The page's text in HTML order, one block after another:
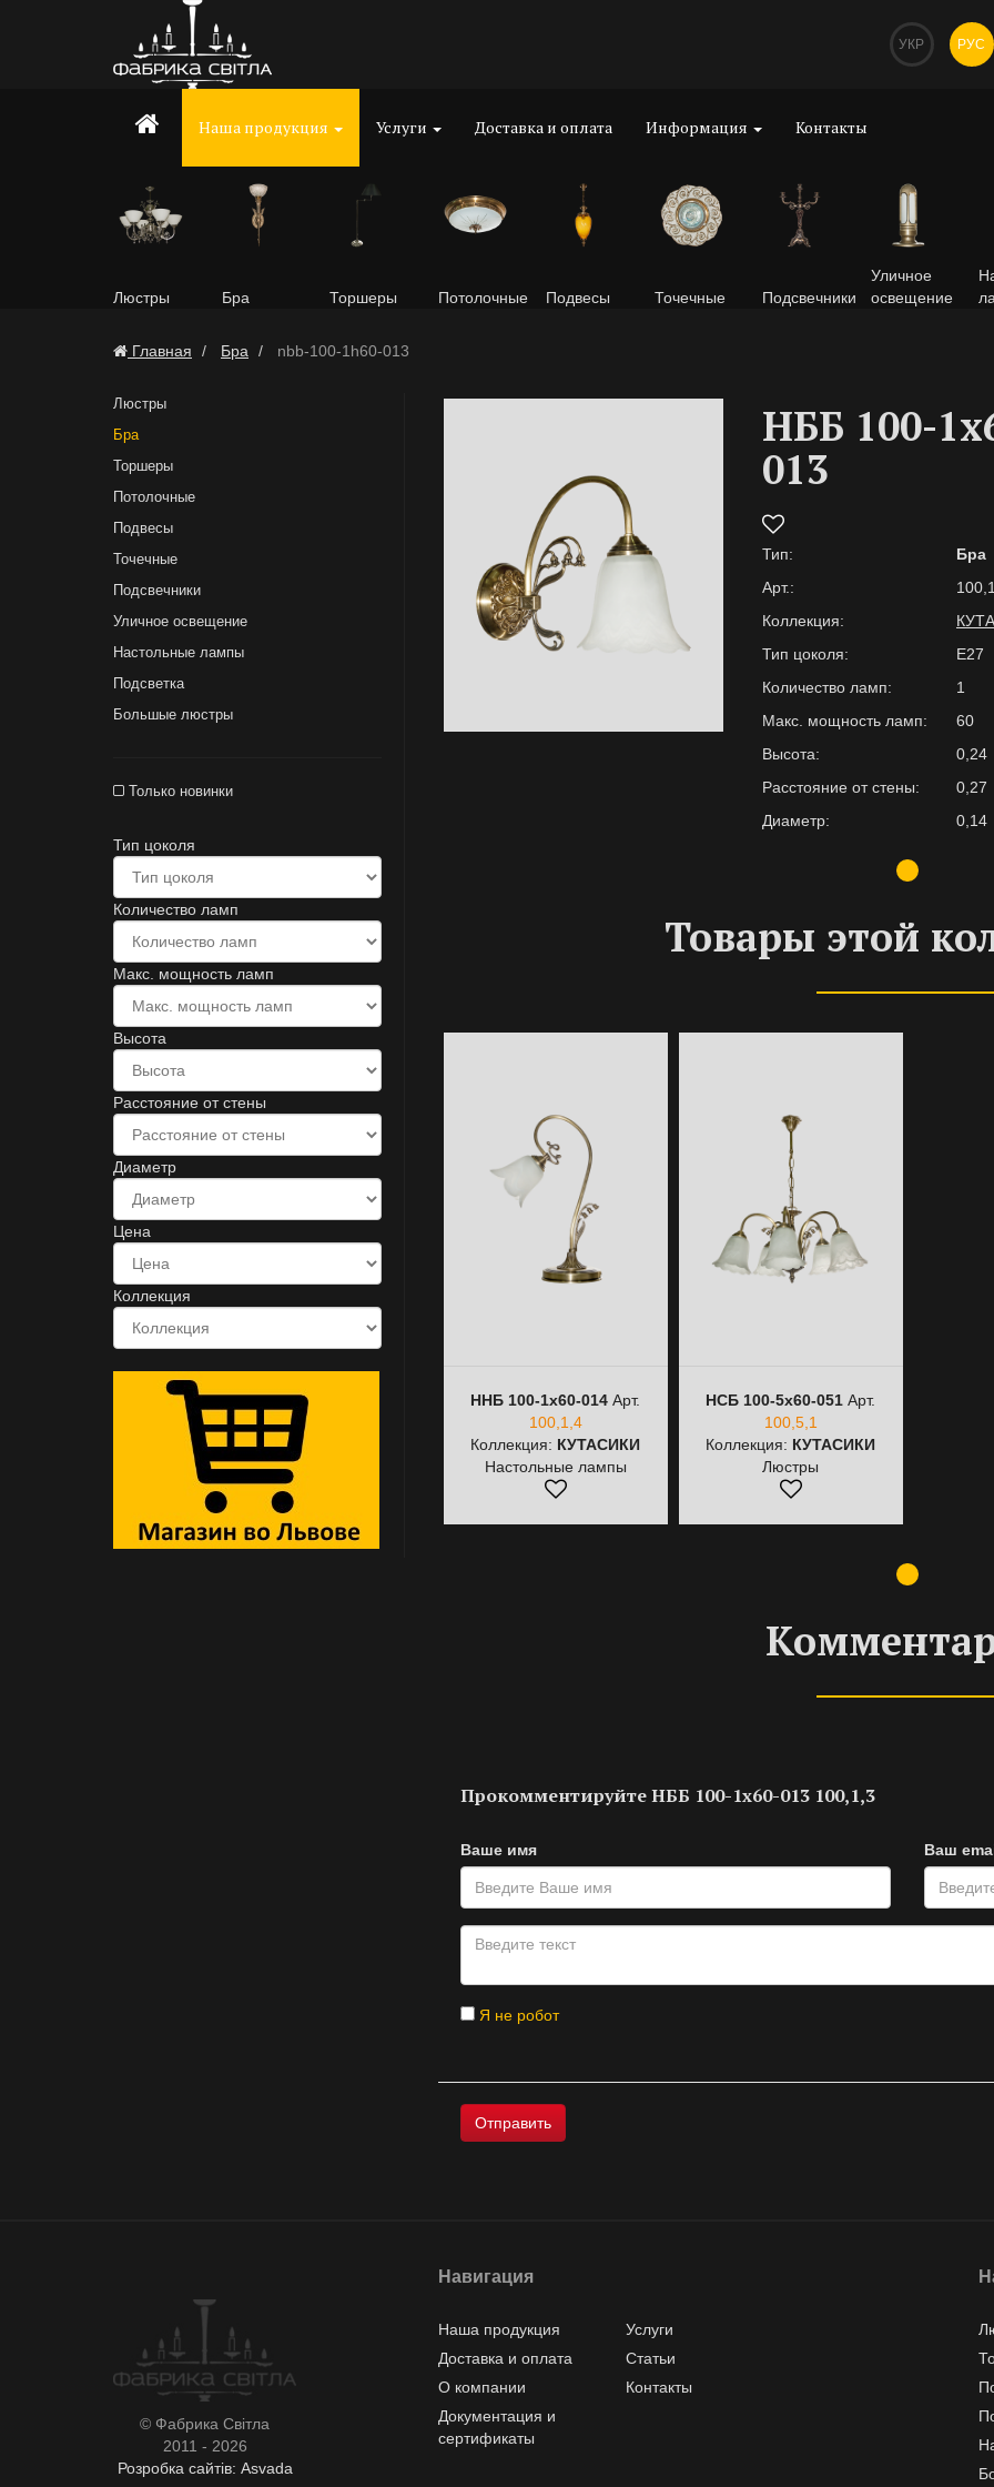
УКР РУС
Наша продукция Услуги Доставка и оплата Информация Контакты
Люстры Бра Торшеры Потолочные Подвесы Точечные Подсвечники
Уличное
освещение
Главная Бра nbb-100-1h60-013
Люстры
Бра
Торшеры
Потолочные
Подвесы
Точечные
Подсвечники
Уличное освещение
Настольные лампы
Подсветка
Большые люстры
Только новинки
Тип цоколя
Количество ламп
Макс. мощность ламп
Высота
Расстояние от стены
Диаметр
Цена
Коллекция
НББ 100-
013
Тип:
Бра
Арт.:
Коллекция:
Тип цоколя:
E27
Количество ламп:
1
Макс. мощность ламп:
60
Высота:
0,24
Расстояние от стены:
0,27
Диаметр:
0,14
Товары этой
ННБ 100-1х60-014 Арт.
100,1,4
Коллекция: КУТАСИКИ
Настольные лампы
НСБ 100-5х60-051 Арт.
100,5,1
Коллекция: КУТАСИКИ
Люстры
Прокомментируйте НББ 100-1х60-013 100,1,3
Ваше имя Ваш
Я не робот
© Фабрика Світла
2011 - 2026
Розробка сайтів: Asvada
Навигация
Наша продукция
Услуги
Доставка и оплата
Статьи
О компании
Контакты
Документация и
сертификаты